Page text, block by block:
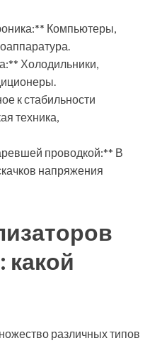
Компьютеры,
Холодильники,
к стабильности
техника,
проводкой:** В
напряжения
какой
различных типов